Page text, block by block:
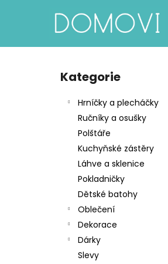
P
Přeskočit
kategorie
Kategorie
Hrníčky a plecháčky
Ručníky a osušky
Polštáře
Kuchyňské zástěry
Láhve a sklenice
Pokladničky
Dětské batohy
Oblečení
Dekorace
Dárky
Slevy
í
Zpět
do
Zpět
do